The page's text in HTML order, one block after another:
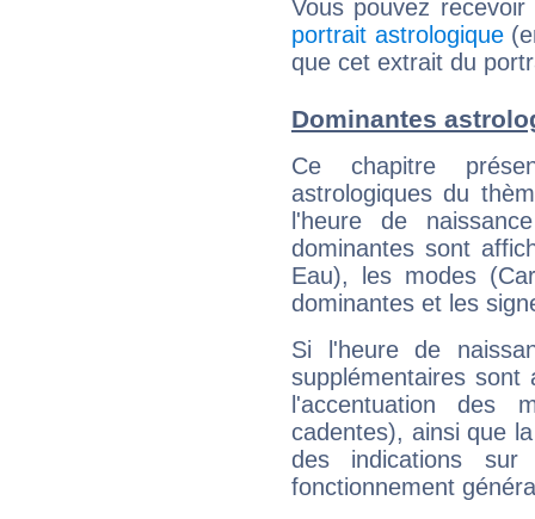
Vous pouvez
portrait astrologique
que cet extrait du
Dominantes
Ce chapitre
astrologiques du
l'heure de
dominantes sont
Eau), les modes
dominantes et les
Si l'heure de
supplémentaires sont
l'accentuation des
cadentes), ainsi que
des indications sur
fonctionnement